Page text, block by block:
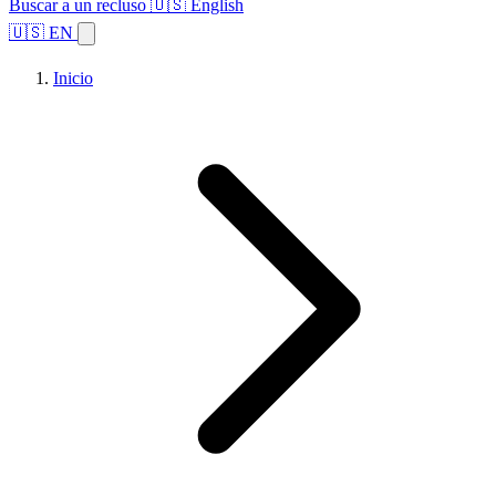
Buscar a un recluso 🇺🇸 English
🇺🇸 EN
Inicio